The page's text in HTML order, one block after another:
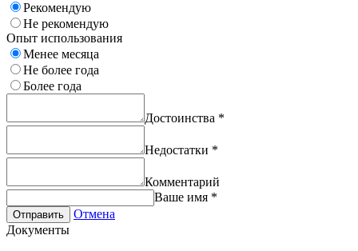
Рекомендую
Не рекомендую
Опыт использования
Менее месяца
Не более года
Более года
Достоинства *
Недостатки *
Комментарий
Ваше имя *
Отправить
Отмена
Документы